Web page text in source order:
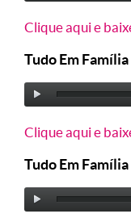
Clique aqui e
Tudo Em
Clique aqui e
Tudo Em